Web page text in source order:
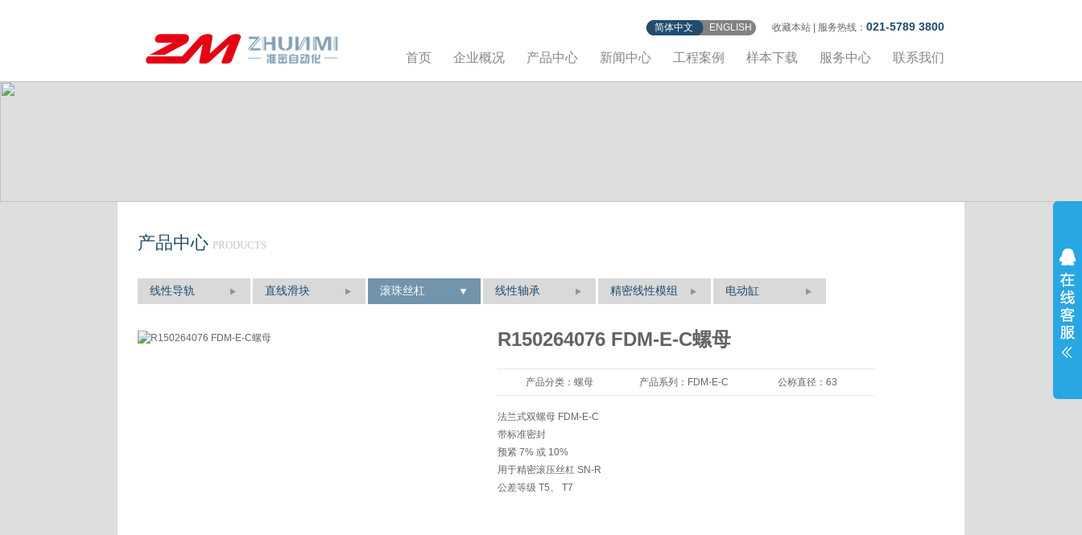
简体中文 ENGLISH 收藏本站 | 服务热线： 021-5789 3800
首页 企业概况 产品中心 新闻中心 工程案例 样本下载 服务中心 联系我们
产品中心 PRODUCTS
线性导轨 直线滑块 滚珠丝杠 线性轴承 精密线性模组 电动缸
R150264076 FDM-E-C螺母
产品分类：螺母 产品系列： FDM-E-C 公称直径：63
法兰式双螺母 FDM-E-C
带标准密封
预紧 7% 或 10%
用于精密滚压丝杠 SN-R
公差等级 T5、 T7